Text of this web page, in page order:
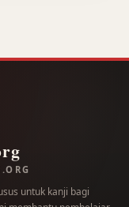
untuk kanji bagi